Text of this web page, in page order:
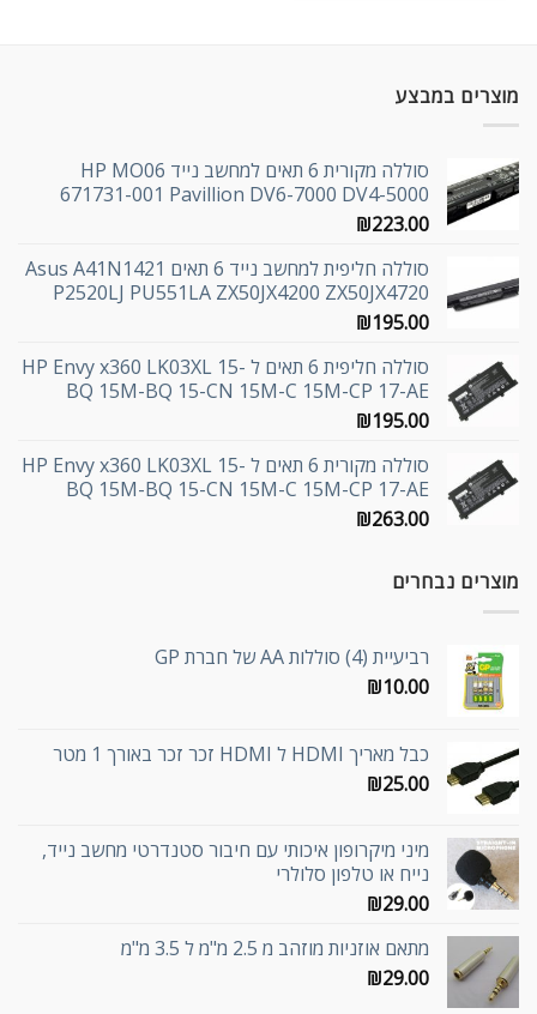
מוצרים במבצע
סוללה מקורית 6 תאים למחשב נייד HP MO06
671731-001 Pavillion DV6-7000 DV4-5000
₪223.00
סוללה חליפית למחשב נייד 6 תאים Asus A41N1421
P2520LJ PU551LA ZX50JX4200 ZX50JX4720
₪195.00
סוללה חליפית 6 תאים ל HP Envy x360 LK03XL 15-
BQ 15M-BQ 15-CN 15M-C 15M-CP 17-AE
₪195.00
סוללה מקורית 6 תאים ל HP Envy x360 LK03XL 15-
BQ 15M-BQ 15-CN 15M-C 15M-CP 17-AE
₪263.00
מוצרים נבחרים
רביעיית (4) סוללות AA של חברת GP
₪10.00
כבל מאריך HDMI ל HDMI זכר זכר באורך 1 מטר
₪25.00
מיני מיקרופון איכותי עם חיבור סטנדרטי מחשב נייד,
נייח או טלפון סלולרי
₪29.00
מתאם אוזניות מוזהב מ 2.5 מ"מ ל 3.5 מ"מ
₪29.00